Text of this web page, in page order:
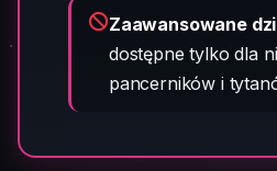
Zaawansowane
dostępne tylko dla
pancerników i